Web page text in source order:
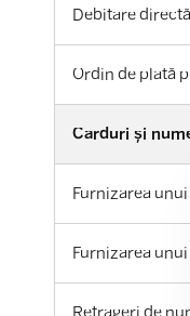
Debitare
Ordin de plată
Carduri și
Furnizarea
Furnizarea unui